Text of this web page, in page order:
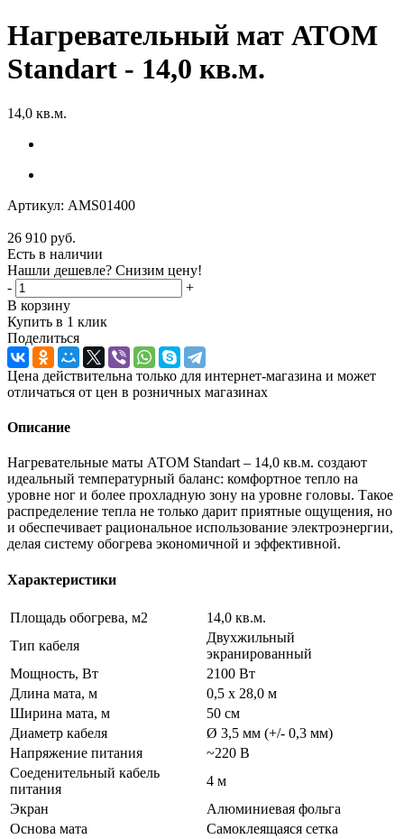
Нагревательный мат АТОМ
Standart - 14,0 кв.м.
14,0 кв.м.
Артикул: AMS01400
26 910 руб.
Есть в наличии
Нашли дешевле? Снизим цену!
-
+
В корзину
Купить в 1 клик
Поделиться
Цена действительна только для интернет-магазина и может
отличаться от цен в розничных магазинах
Описание
Нагревательные маты АТОМ Standart – 14,0 кв.м. создают
идеальный температурный баланс: комфортное тепло на
уровне ног и более прохладную зону на уровне головы. Такое
распределение тепла не только дарит приятные ощущения, но
и обеспечивает рациональное использование электроэнергии,
делая систему обогрева экономичной и эффективной.
Характеристики
Площадь обогрева, м2
14,0 кв.м.
Тип кабеля
Двухжильный
экранированный
Мощность, Вт
2100 Вт
Длина мата, м
0,5 х 28,0 м
Ширина мата, м
50 см
Диаметр кабеля
Ø 3,5 мм (+/- 0,3 мм)
Напряжение питания
~220 В
Соеденительный кабель
питания
4 м
Экран
Алюминиевая фольга
Основа мата
Самоклеящаяся сетка